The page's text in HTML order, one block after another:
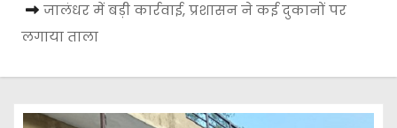
जालंधर में बड़ी कार्रवाई, प्रशासन ने कई दुकानों पर
लगाया ताला